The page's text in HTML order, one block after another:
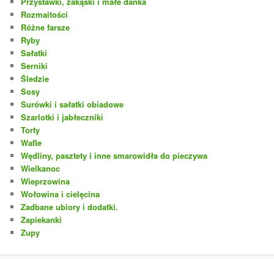
Rozmaitości
Różne farsze
Ryby
Sałatki
Serniki
Śledzie
Sosy
Surówki i sałatki obiadowe
Szarlotki i jabłeczniki
Torty
Wafle
Wędliny, pasztety i inne smarowidła do pieczywa
Wielkanoc
Wieprzowina
Wołowina i cielęcina
Zadbane ubiory i dodatki.
Zapiekanki
Zupy